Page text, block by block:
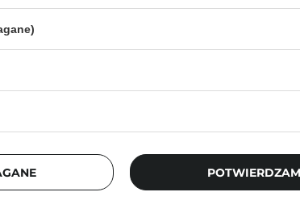
a jednocześnie tworzą relaksującą
czas, bez konieczności pamiętania o